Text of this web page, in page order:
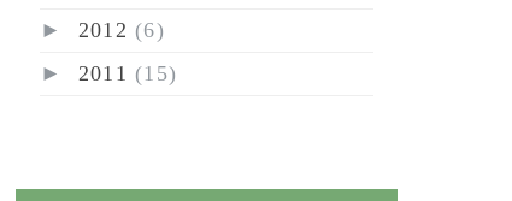
► 2012 (6)
► 2011 (15)